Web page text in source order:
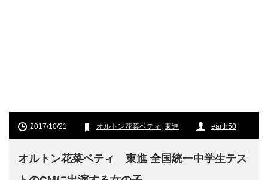
2017/10/21 オルトン花菜ベティ , 東進 earth50
オルトン花菜ベティ 東進 全国統一中学生テス